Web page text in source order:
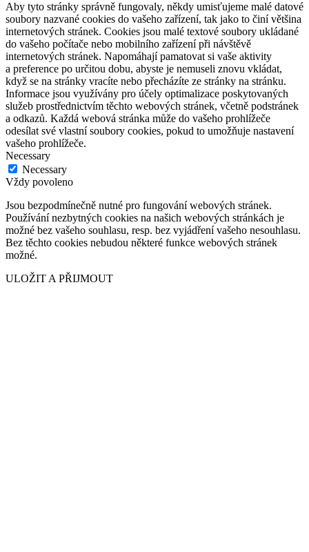
Aby tyto stránky správně fungovaly, někdy umisťujeme malé datové
soubory nazvané cookies do vašeho zařízení, tak jako to činí většina
internetových stránek. Cookies jsou malé textové soubory ukládané
do vašeho počítače nebo mobilního zařízení při návštěvě
internetových stránek. Napomáhají pamatovat si vaše aktivity
a preference po určitou dobu, abyste je nemuseli znovu vkládat,
když se na stránky vracíte nebo přecházíte ze stránky na stránku.
Informace jsou využívány pro účely optimalizace poskytovaných
služeb prostřednictvím těchto webových stránek, včetně podstránek
a odkazů. Každá webová stránka může do vašeho prohlížeče
odesílat své vlastní soubory cookies, pokud to umožňuje nastavení
vašeho prohlížeče.
Necessary
Necessary
Vždy povoleno
Jsou bezpodmínečně nutné pro fungování webových stránek.
Používání nezbytných cookies na našich webových stránkách je
možné bez vašeho souhlasu, resp. bez vyjádření vašeho nesouhlasu.
Bez těchto cookies nebudou některé funkce webových stránek
možné.
ULOŽIT A PŘIJMOUT